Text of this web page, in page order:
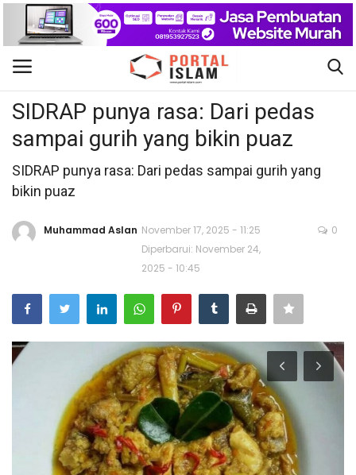
Gabung Daftar
Beranda
Kontak
Berita Islam
Khutbah Jumat
Pendidikan
Internasional
Al-Qur'an Online
SIDRAP punya rasa: Dari pedas
sampai gurih yang bikin puaz
SIDRAP punya rasa: Dari pedas sampai gurih yang
bikin puaz
Muhammad Aslan November 17, 2025 - 11:25
Diperbarui: November 24,
2025 - 10:45
0